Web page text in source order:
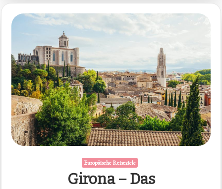
Europäische Reiseziele
Girona – Das